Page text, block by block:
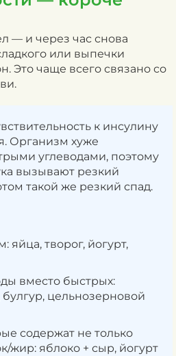
— и через час снова
или выпечки
Это чаще всего связано со
к инсулину
Организм хуже
углеводами, поэтому
вызывают резкий
такой же резкий спад.
яйца, творог, йогурт,
вместо быстрых:
булгур, цельнозерновой
содержат не только
жир: яблоко + сыр, йогурт